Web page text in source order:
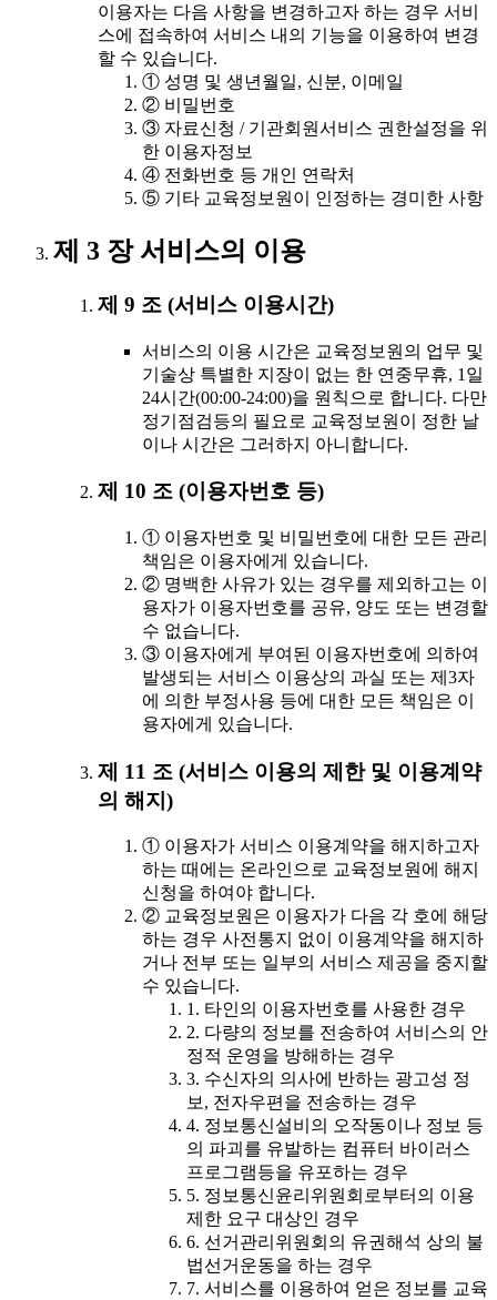
이용자는 다음 사항을 변경하고자 하는 경우 서비
스에 접속하여 서비스 내의 기능을 이용하여 변경
할 수 있습니다.
① 성명 및 생년월일, 신분, 이메일
② 비밀번호
③ 자료신청 / 기관회원서비스 권한설정을 위
한 이용자정보
④ 전화번호 등 개인 연락처
⑤ 기타 교육정보원이 인정하는 경미한 사항
제 3 장 서비스의 이용
제 9 조 (서비스 이용시간)
서비스의 이용 시간은 교육정보원의 업무 및
기술상 특별한 지장이 없는 한 연중무휴, 1일
24시간(00:00-24:00)을 원칙으로 합니다. 다만
정기점검등의 필요로 교육정보원이 정한 날
이나 시간은 그러하지 아니합니다.
제 10 조 (이용자번호 등)
① 이용자번호 및 비밀번호에 대한 모든 관리
책임은 이용자에게 있습니다.
② 명백한 사유가 있는 경우를 제외하고는 이
용자가 이용자번호를 공유, 양도 또는 변경할
수 없습니다.
③ 이용자에게 부여된 이용자번호에 의하여
발생되는 서비스 이용상의 과실 또는 제3자
에 의한 부정사용 등에 대한 모든 책임은 이
용자에게 있습니다.
제 11 조 (서비스 이용의 제한 및 이용계약
의 해지)
① 이용자가 서비스 이용계약을 해지하고자
하는 때에는 온라인으로 교육정보원에 해지
신청을 하여야 합니다.
② 교육정보원은 이용자가 다음 각 호에 해당
하는 경우 사전통지 없이 이용계약을 해지하
거나 전부 또는 일부의 서비스 제공을 중지할
수 있습니다.
1. 타인의 이용자번호를 사용한 경우
2. 다량의 정보를 전송하여 서비스의 안
정적 운영을 방해하는 경우
3. 수신자의 의사에 반하는 광고성 정
보, 전자우편을 전송하는 경우
4. 정보통신설비의 오작동이나 정보 등
의 파괴를 유발하는 컴퓨터 바이러스
프로그램등을 유포하는 경우
5. 정보통신윤리위원회로부터의 이용
제한 요구 대상인 경우
6. 선거관리위원회의 유권해석 상의 불
법선거운동을 하는 경우
7. 서비스를 이용하여 얻은 정보를 교육